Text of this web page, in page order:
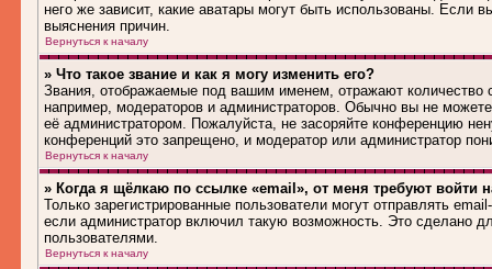
него же зависит, какие аватары могут быть использованы. Если
выяснения причин.
Вернуться к началу
» Что такое звание и как я могу изменить его?
Звания, отображаемые под вашим именем, отражают
например, модераторов и администраторов. Обычно вы не
её администратором. Пожалуйста, не засоряйте конференцию
конференций это запрещено, и модератор или администратор
Вернуться к началу
» Когда я щёлкаю по ссылке «email», от меня требуют войти
Только зарегистрированные пользователи могут отправлять
если администратор включил такую возможность. Это сделано
пользователями.
Вернуться к началу